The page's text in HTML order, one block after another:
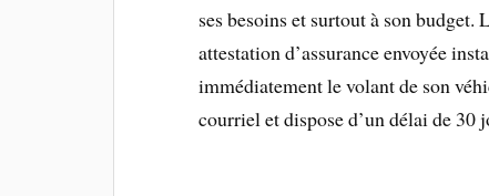
ses besoins et surtout à son
attestation d’assurance envoyée
immédiatement le volant de son
courriel et dispose d’un délai de 30